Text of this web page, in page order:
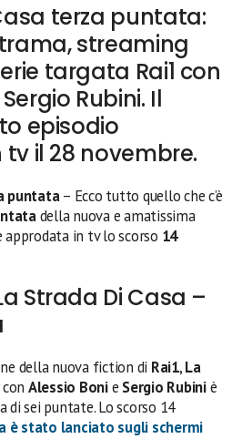
terza puntata:
streaming
targata Rai1 con
Rubini. Il
episodio
il 28 novembre.
puntata– Ecco tutto quello che c’è
della nuova e amatissima
approdata in tv lo scorso 14
Strada Di Casa –
della nuova fiction di Rai1,La
Alessio Bonie Sergio Rubiniè
sei puntate. Lo scorso 14
è stato lanciato sugli schermi